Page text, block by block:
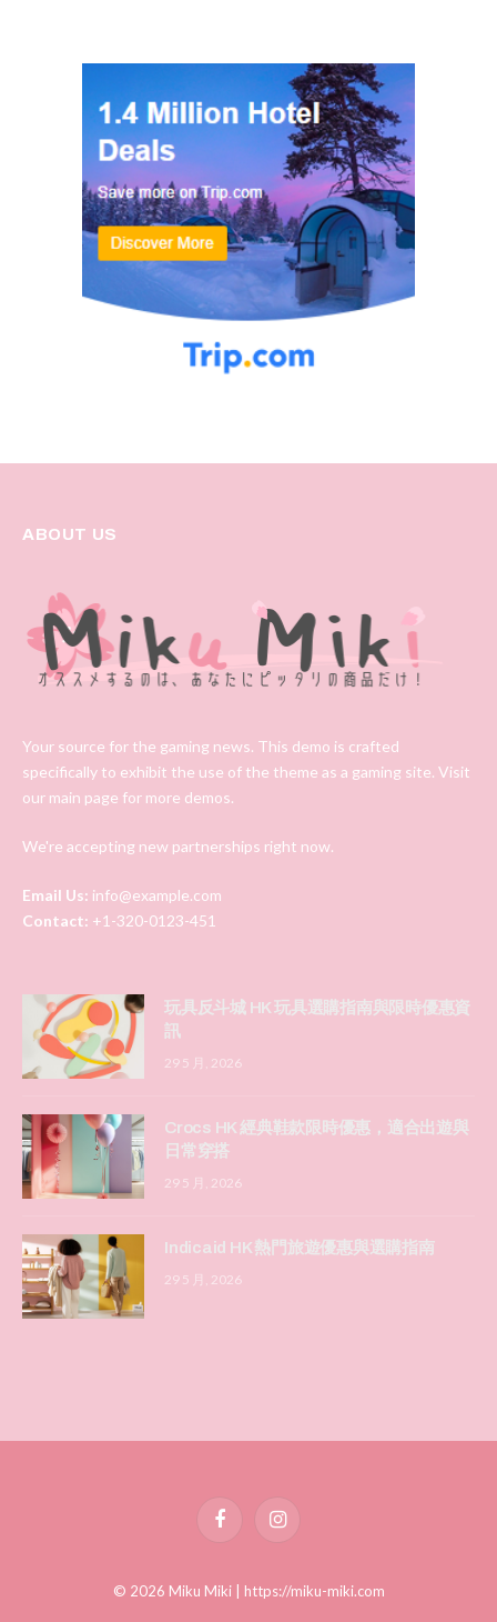
ABOUT US
Your source for the gaming news. This demo is crafted
specifically to exhibit the use of the theme as a gaming site. Visit
our main page for more demos.
We're accepting new partnerships right now.
Email Us: info@example.com
Contact: +1-320-0123-451
玩具反斗城 HK 玩具選購指南與限時優惠資
訊
29 5 月, 2026
Crocs HK 經典鞋款限時優惠，適合出遊與
日常穿搭
29 5 月, 2026
Indicaid HK 熱門旅遊優惠與選購指南
29 5 月, 2026
FacebookInstagram
© 2026 Miku Miki | https://miku-miki.com